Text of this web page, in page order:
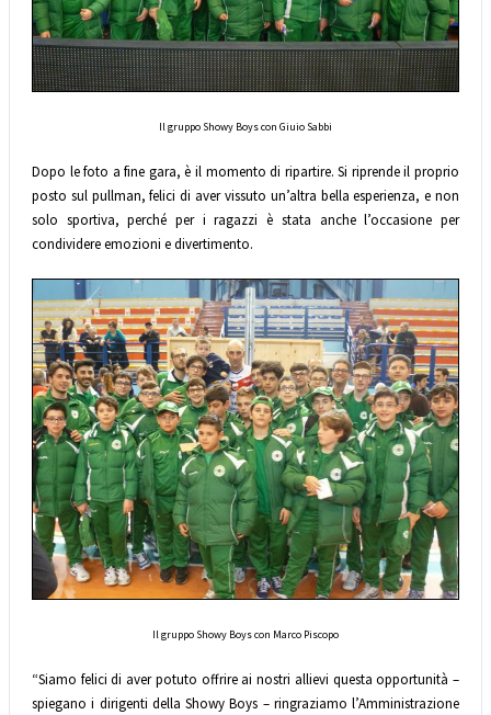
Il gruppo Showy Boys con Giuio Sabbi
Dopo le foto a fine gara, è il momento di ripartire. Si riprende il proprio
posto sul pullman, felici di aver vissuto un’altra bella esperienza, e non
solo sportiva, perché per i ragazzi è stata anche l’occasione per
condividere emozioni e divertimento.
Il gruppo Showy Boys con Marco Piscopo
“Siamo felici di aver potuto offrire ai nostri allievi questa opportunità –
spiegano i dirigenti della Showy Boys – ringraziamo l’Amministrazione